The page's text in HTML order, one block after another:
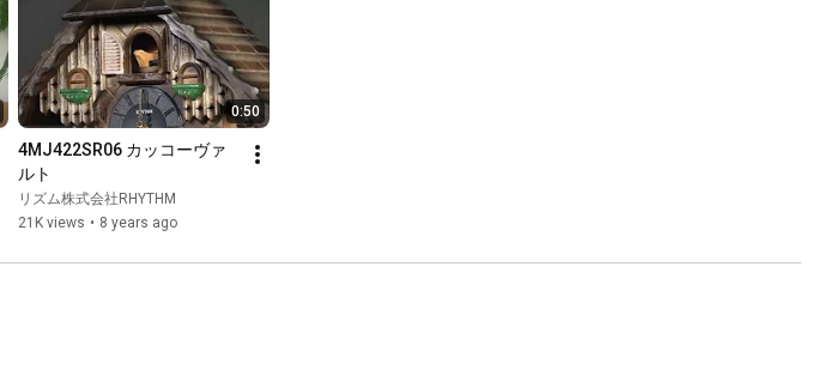
0:50
4MJ422SR06 カッコーヴァ
ルト
リズム株式会社RHYTHM
21K views • 8 years ago